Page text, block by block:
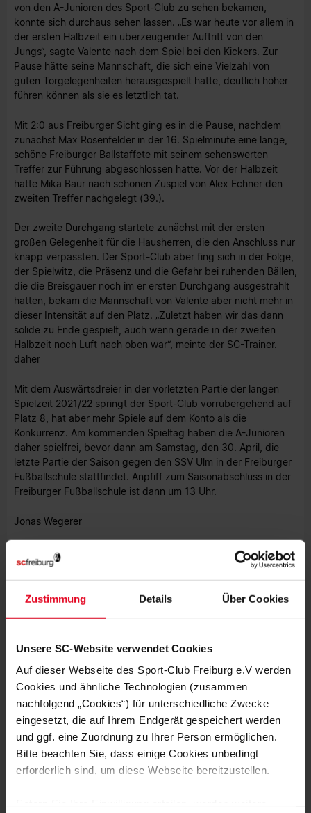
Zustimmung Details Über Cookies
Unsere SC-Website verwendet Cookies
Auf dieser Webseite des Sport-Club Freiburg e.V werden
Cookies und ähnliche Technologien (zusammen
nachfolgend „Cookies“) für unterschiedliche Zwecke
eingesetzt, die auf Ihrem Endgerät gespeichert werden
und ggf. eine Zuordnung zu Ihrer Person ermöglichen.
Bitte beachten Sie, dass einige Cookies unbedingt
erforderlich sind, um diese Webseite bereitzustellen.
von den A-Junioren des Sport-Club zu sehen bekamen,
konnte sich durchaus sehen lassen. „Es war heute vor allem in
der ersten Halbzeit ein überzeugender Auftritt von den
Jungs“, sagte Valente nach dem Spiel bei den Kickers. Zur
Pause hätte seine Mannschaft, die sich eine Vielzahl von
guten Torgelegenheiten herausgespielt hatte, deutlich höher
führen können als sie es letztlich tat.
Mit 2:0 aus Freiburger Sicht ging es in die Pause, nachdem
zunächst Max Rosenfelder in der 16. Spielminute eine lange,
schöne Freiburger Ballstaffete mit seinem sehenswerten
Treffer zur Führung abgeschlossen hatte. Vor der Halbzeit
hatte Mika Baur nach schönen Zuspiel von Alex Echner den
zweiten Treffer nachgelegt (39.).
Der zweite Durchgang startete zunächst mit der ersten
großen Gelegenheit für die Hausherren, die den Anschluss nur
knapp verpassten. Der Sport-Club aber fing sich in der Folge,
der Spielwitz, die Präsenz und die Gefahr bei ruhenden Bällen,
die die Breisgauer noch im er ersten Durchgang ausgestrahlt
hatten, bekam die Mannschaft von Valente aber nicht mehr in
dieser Intensität auf den Platz. „Zuletzt haben wir das dann
solide zu Ende gespielt, auch wenn gerade in der zweiten
Halbzeit noch Luft nach oben war“, meinte der SC-Trainer.
daher
Mit dem Auswärtsdreier in der vorletzten Partie der langen
Spielzeit 2021/22 springt der Sport-Club vorrübergehend auf
Platz 8, hat aber mehr Spiele auf dem Konto als die
Konkurrenz. Am kommenden Spieltag haben die A-Junioren
daher spielfrei, bevor dann am Samstag, den 30. April, die
letzte Partie der Saison gegen den SSV Ulm in der Freiburger
Fußballschule stattfindet. Anpfiff zum Saisonabschluss in der
Freiburger Fußballschule ist dann um 13 Uhr.
Jonas Wegerer
(Foto: A. Keller)
STENOGRAMM
Kickers Offenbach:
Kosch, Daaou - Schywalski, Mesanovic (46. Kim), Blockus,
Trainer:Robin Trabert
Sport-Club Freiburg:Sauter - Fahrner, Rosenfelder (63.
Hülsenbusch), N. Wagner - Mertz, Pellegrino (79.
Moutassime), R. Wagner, Echner - Au Yeong (79. Sturm),
Baur, Lee (86. Jogerst)